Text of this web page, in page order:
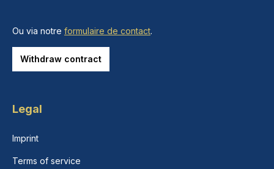
Ou via notre formulaire de contact.
Withdraw contract
Legal
Imprint
Terms of service